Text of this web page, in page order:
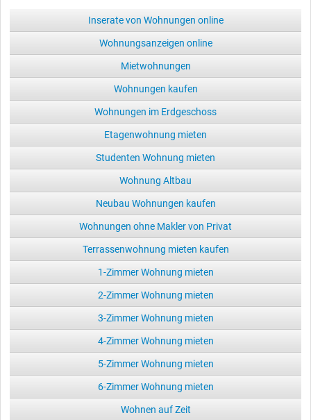
Inserate von Wohnungen online
Wohnungsanzeigen online
Mietwohnungen
Wohnungen kaufen
Wohnungen im Erdgeschoss
Etagenwohnung mieten
Studenten Wohnung mieten
Wohnung Altbau
Neubau Wohnungen kaufen
Wohnungen ohne Makler von Privat
Terrassenwohnung mieten kaufen
1-Zimmer Wohnung mieten
2-Zimmer Wohnung mieten
3-Zimmer Wohnung mieten
4-Zimmer Wohnung mieten
5-Zimmer Wohnung mieten
6-Zimmer Wohnung mieten
Wohnen auf Zeit